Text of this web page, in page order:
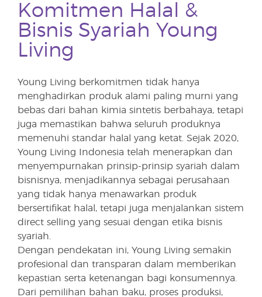
Komitmen Halal &
Bisnis Syariah Young
Living
Young Living berkomitmen tidak hanya
menghadirkan produk alami paling murni yang
bebas dari bahan kimia sintetis berbahaya, tetapi
juga memastikan bahwa seluruh produknya
memenuhi standar halal yang ketat. Sejak 2020,
Young Living Indonesia telah menerapkan dan
menyempurnakan prinsip-prinsip syariah dalam
bisnisnya, menjadikannya sebagai perusahaan
yang tidak hanya menawarkan produk
bersertifikat halal, tetapi juga menjalankan sistem
direct selling yang sesuai dengan etika bisnis
syariah.
Dengan pendekatan ini, Young Living semakin
profesional dan transparan dalam memberikan
kepastian serta ketenangan bagi konsumennya.
Dari pemilihan bahan baku, proses produksi,